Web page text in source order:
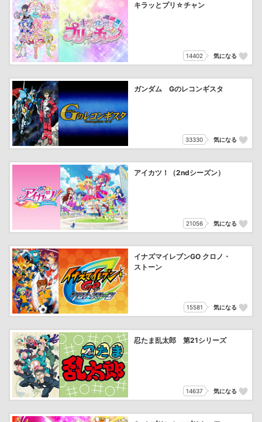
キラッとプリ☆チャン
14402 気になる
ガンダム Gのレコンギスタ
33330 気になる
アイカツ！（2ndシーズン）
21056 気になる
イナズマイレブンGO クロノ・
ストーン
15581 気になる
忍たま乱太郎 第21シリーズ
14637 気になる